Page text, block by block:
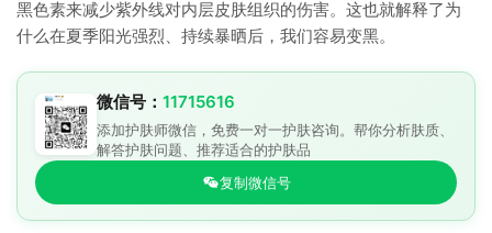
黑色素来减少紫外线对内层皮肤组织的伤害。这也就解释了为
什么在夏季阳光强烈、持续暴晒后，我们容易变黑。
微信号： 11715616
添加护肤师微信，免费一对一护肤咨询。帮你分析肤质、
解答护肤问题、推荐适合的护肤品
复制微信号